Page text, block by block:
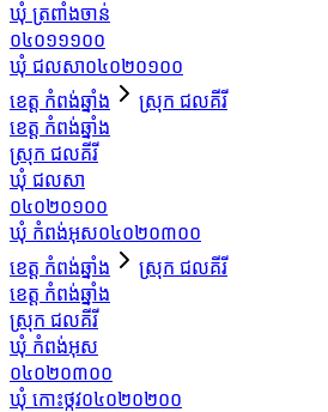
ឃុំ ត្រពាំងចាន់
០៤០១១១០០
ឃុំ ជលសា០៤០២០១០០
ខេត្ត កំពង់ឆ្នាំង
ស្រុក ជលគីរី
ខេត្ត កំពង់ឆ្នាំង
ស្រុក ជលគីរី
ឃុំ ជលសា
០៤០២០១០០
ឃុំ កំពង់អុស០៤០២០៣០០
ខេត្ត កំពង់ឆ្នាំង
ស្រុក ជលគីរី
ខេត្ត កំពង់ឆ្នាំង
ស្រុក ជលគីរី
ឃុំ កំពង់អុស
០៤០២០៣០០
ឃុំ កោះថ្កូវ០៤០២០២០០